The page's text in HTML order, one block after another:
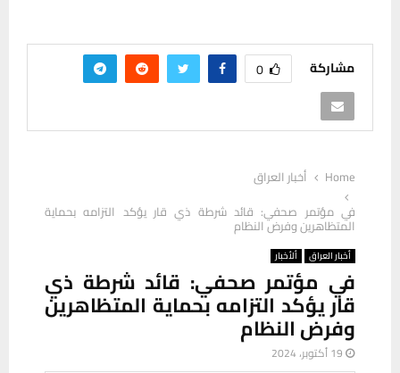
مشاركة 0
Home
أخبار العراق
في مؤتمر صحفي: قائد شرطة ذي قار يؤكد التزامه بحماية
المتظاهرين وفرض النظام
أخبار العراق ألأخبار
في مؤتمر صحفي: قائد شرطة ذي
قار يؤكد التزامه بحماية المتظاهرين
وفرض النظام
19 أكتوبر، 2024